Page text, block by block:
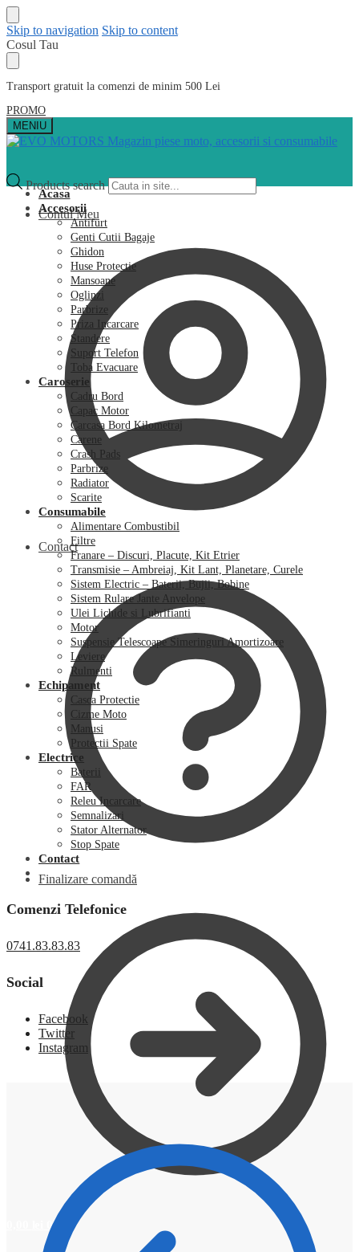
Skip to navigation Skip to content
Cosul Tau
Transport gratuit la comenzi de minim 500 Lei
PROMO
MENIU
Products search
Contul Meu
Contact
Finalizare comandă
0
Acasa
Accesorii
Antifurt
Genti Cutii Bagaje
Ghidon
Huse Protectie
Mansoane
Oglinzi
Parbrize
Priza Incarcare
Standere
Suport Telefon
Toba Evacuare
Caroserie
Cadru Bord
Capac Motor
Carcasa Bord Kilometraj
Carene
Crash Pads
Parbrize
Radiator
Scarite
Consumabile
Alimentare Combustibil
Filtre
Franare – Discuri, Placute, Kit Etrier
Transmisie – Ambreiaj, Kit Lant, Planetare, Curele
Sistem Electric – Baterii, Bujii, Bobine
Sistem Rulare Jante Anvelope
Ulei Lichide si Lubrifianti
Motor
Suspensie Telescoape Simeringuri Amortizoare
Leviere
Rulmenti
Echipament
Casca Protectie
Cizme Moto
Manusi
Protectii Spate
Electrice
Baterii
FAR
Releu Incarcare
Semnalizari
Stator Alternator
Stop Spate
Contact
Comenzi Telefonice
0741.83.83.83
Social
Facebook
Twitter
Instagram